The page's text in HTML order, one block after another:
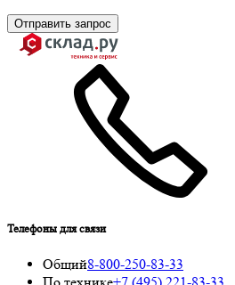
Отправить запрос
Телефоны для связи
Общий8-800-250-83-33